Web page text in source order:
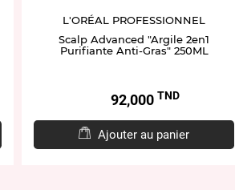
L'ORÉAL PROFESSIONNEL
Scalp Advanced "Argile 2en1
Purifiante Anti-Gras" 250ML
Prix92,000 TND
Ajouter au panier